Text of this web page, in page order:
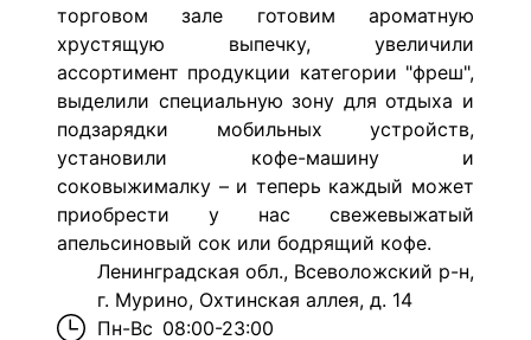
торговом зале готовим ароматную
хрустящую выпечку, увеличили
ассортимент продукции категории "фреш",
выделили специальную зону для отдыха и
подзарядки мобильных устройств,
установили кофе-машину и
соковыжималку – и теперь каждый может
приобрести у нас свежевыжатый
апельсиновый сок или бодрящий кофе.
Ленинградская обл., Всеволожский р-н,
г. Мурино, Охтинская аллея, д. 14
Пн-Вс 08:00-23:00